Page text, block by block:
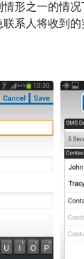
形之一的情
系人将收到
家人的情况来